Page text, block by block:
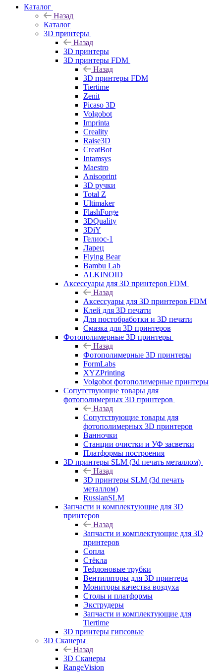
Каталог
Назад
Каталог
3D принтеры
Назад
3D принтеры
3D принтеры FDM
Назад
3D принтеры FDM
Tiertime
Zenit
Picaso 3D
Volgobot
Imprinta
Creality
Raise3D
CreatBot
Intamsys
Maestro
Anisoprint
3D ручки
Total Z
Ultimaker
FlashForge
3DQuality
3DiY
Гелиос-1
Ларец
Flying Bear
Bambu Lab
ALKINOID
Аксессуары для 3D принтеров FDM
Назад
Аксессуары для 3D принтеров FDM
Клей для 3D печати
Для постобработки и 3D печати
Смазка для 3D принтеров
Фотополимерные 3D принтеры
Назад
Фотополимерные 3D принтеры
FormLabs
XYZPrinting
Volgobot фотополимерные принтеры
Сопутствующие товары для
фотополимерных 3D принтеров
Назад
Сопутствующие товары для
фотополимерных 3D принтеров
Ванночки
Станции очистки и УФ засветки
Платформы построения
3D принтеры SLM (3d печать металлом)
Назад
3D принтеры SLM (3d печать
металлом)
RussianSLM
Запчасти и комплектующие для 3D
принтеров
Назад
Запчасти и комплектующие для 3D
принтеров
Сопла
Cтёкла
Тефлоновые трубки
Вентиляторы для 3D принтера
Мониторы качества воздуха
Столы и платформы
Экструдеры
Запчасти и комплектующие для
Tiertime
3D принтеры гипсовые
3D Сканеры
Назад
3D Сканеры
RangeVision